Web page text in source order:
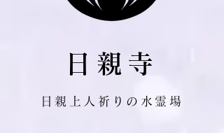
日親寺
日親上人祈りの水霊場